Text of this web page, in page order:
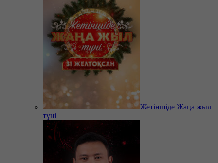
Жетіншіде Жаңа жыл
түні